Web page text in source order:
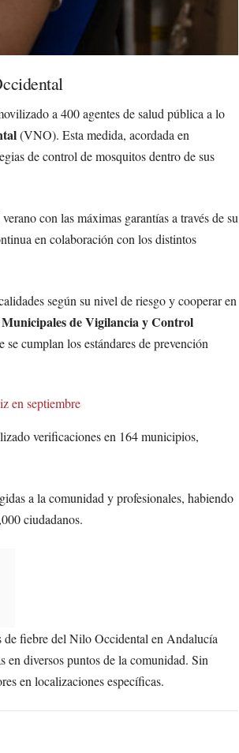
a 400 agentes de salud pública a lo
(VNO). Esta medida, acordada en
de control de mosquitos dentro de sus
con las máximas garantías a través de su
en colaboración con los distintos
según su nivel de riesgo y cooperar en
Municipales de Vigilancia y Control
cumplan los estándares de prevención
en septiembre
verificaciones en 164 municipios,
a la comunidad y profesionales, habiendo
ciudadanos.
de fiebre del Nilo Occidental en Andalucía
en diversos puntos de la comunidad. Sin
en localizaciones específicas.